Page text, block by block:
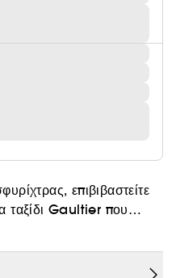
επιβιβαστείτε
ταξίδι Gaultier που
από τον
τρένο των ηδονών, ήρθε
κάτω από το κόκκινο